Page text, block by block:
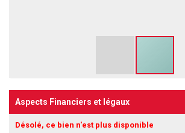
Aspects Financiers et légaux
Désolé, ce bien n'est plus disponible